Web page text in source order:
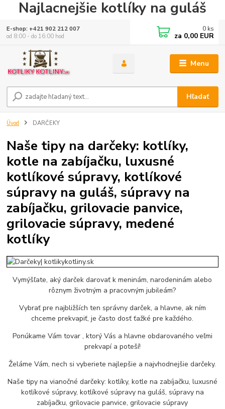
Najlacnejšie kotlíky na guláš
Menu
Hľadať
E-shop: +421 902 212 007
od 8:00 - do 16:00 hod
0 ks
za 0,00 EUR
Úvod DARČEKY
Naše tipy na darčeky: kotlíky,
kotle na zabíjačku, luxusné
kotlíkové súpravy, kotlíkové
súpravy na guláš, súpravy na
zabíjačku, grilovacie panvice,
grilovacie súpravy, medené
kotlíky
Vymýšľate, aký darček darovať k meninám, narodeninám alebo
rôznym životným a pracovným jubileám?
Vybrať pre najbližších ten správny darček, a hlavne, ak ním
chceme prekvapiť, je často dosť ťažké pre každého.
Ponúkame Vám tovar , ktorý Vás a hlavne obdarovaného veľmi
prekvapí a poteší!
Želáme Vám, nech si vyberiete najlepšie a najvhodnejšie darčeky.
Naše tipy na vianočné darčeky: kotlíky, kotle na zabíjačku, luxusné
kotlíkové súpravy, kotlíkové súpravy na guláš, súpravy na
zabíjačku, grilovacie panvice, grilovacie súpravy